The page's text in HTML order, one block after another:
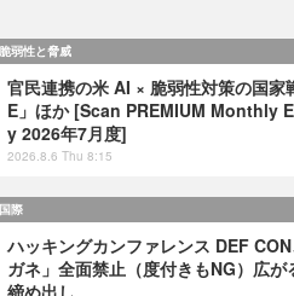
脆弱性と脅威
官民連携の米 AI × 脆弱性対策の国家
E」ほか [Scan PREMIUM Monthly
y 2026年7月度]
2026.8.6 Thu 8:15
国際
ハッキングカンファレンス DEF
ガネ」全面禁止（度付きもNG）広が